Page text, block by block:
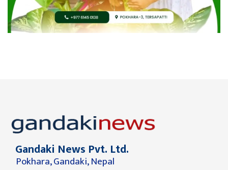
Gandaki News Pvt. Ltd.
Pokhara, Gandaki, Nepal